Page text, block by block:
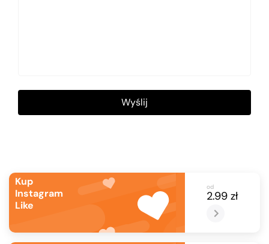
Wyślij
Kup
Instagram
Like
od
2.99 zł